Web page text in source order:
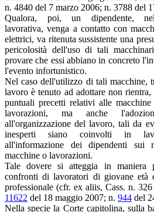
n. 4840 del 7 marzo 2006; n. 3788 del
Qualora, poi, un dipendente,
lavorativa, venga a contatto con
elettrici, va ritenuta sussistente una
pericolosità dell'uso di tali
provare che essi abbiano in concreto
l'evento infortunistico.
Nel caso dell'utilizzo di tali macchine,
lavoro è tenuto ad adottare non
puntuali precetti relativi alle
lavorazioni, ma anche
all'organizzazione del lavoro, tali da
inesperti siano coinvolti in
all'informazione dei dipendenti
macchine o lavorazioni.
Tale dovere si atteggia in maniera
confronti di lavoratori di giovane età
professionale (cfr. ex aliis, Cass. n.
11622 del 18 maggio 2007; n. 944 del
Nella specie la Corte capitolina, sulla